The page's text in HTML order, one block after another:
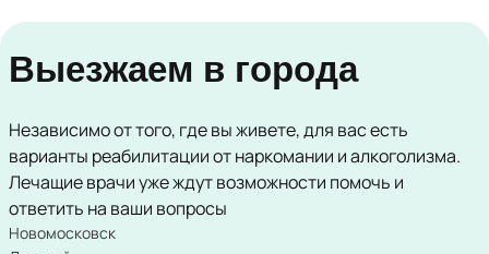
Выезжаем в города
Независимо от того, где вы живете, для вас есть
варианты реабилитации от наркомании и алкоголизма.
Лечащие врачи уже ждут возможности помочь и
ответить на ваши вопросы
Новомосковск